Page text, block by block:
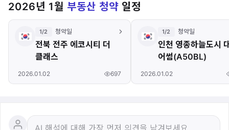
2026년 1월 부동산 청약 일정
1/2 청약일
전북 전주 에코시티 더
클래스
2026.01.02 697
1/2 청약일
인천 영종하늘도시
어썸(A50BL)
2026.01.02